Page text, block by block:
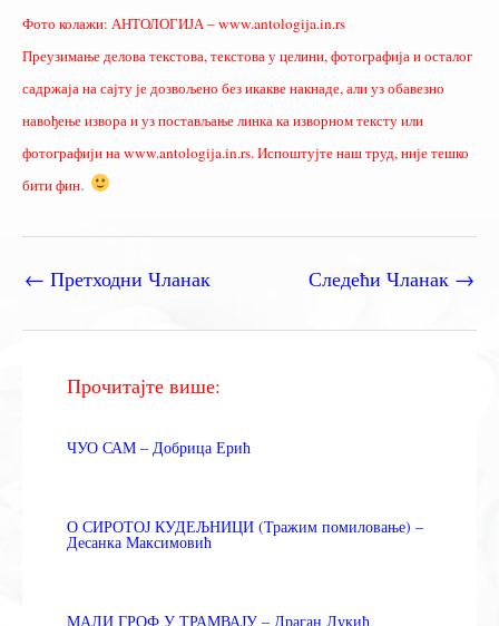
Фото колажи: АНТОЛОГИЈА – www.antologija.in.rs
Преузимање делова текстова, текстова у целини, фотографија и осталог
садржаја на сајту је дозвољено без икакве накнаде, али уз обавезно
навођење извора и уз постављање линка ка изворном тексту или
фотографији на www.antologija.in.rs. Испоштујте наш труд, није тешко
бити фин.
← Претходни Чланак Следећи Чланак →
Прочитајте више:
ЧУО САМ – Добрица Ерић
О СИРОТОЈ КУДЕЉНИЦИ (Тражим помиловање) –
Десанка Максимовић
МАЛИ ГРОФ У ТРАМВАЈУ – Драган Лукић